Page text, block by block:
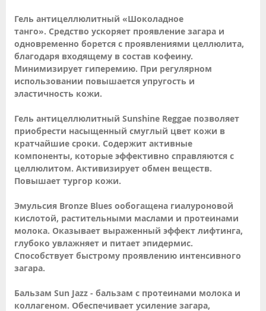
Гель антицеллюлитный «Шоколадное
танго». Средство ускоряет проявление загара и
одновременно борется с проявлениями целлюлита,
благодаря входящему в состав кофеину.
Минимизирует гиперемию. При регулярном
использовании повышается упругость и
эластичность кожи.
Гель антицеллюлитный Sunshine Reggae позволяет
приобрести насыщенный смуглый цвет кожи в
кратчайшие сроки. Содержит активные
компоненты, которые эффективно справляются с
целлюлитом. Активизирует обмен веществ.
Повышает тургор кожи.
Эмульсия Bronze Blues ообогащена гиалуроновой
кислотой, растительными маслами и протеинами
молока. Оказывает выраженный эффект лифтинга,
глубоко увлажняет и питает эпидермис.
Способствует быстрому проявлению интенсивного
загара.
Бальзам Sun Jazz - бальзам с протеинами молока и
коллагеном. Обеспечивает усиление загара,